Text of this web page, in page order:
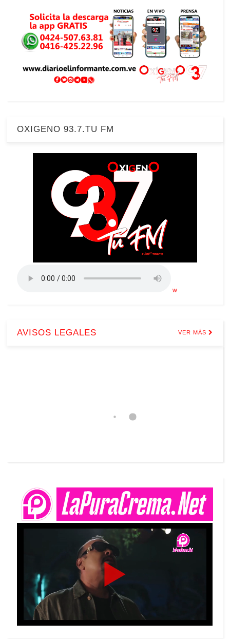
OXIGENO 93.7.TU FM
w
AVISOS LEGALES VER MÁS